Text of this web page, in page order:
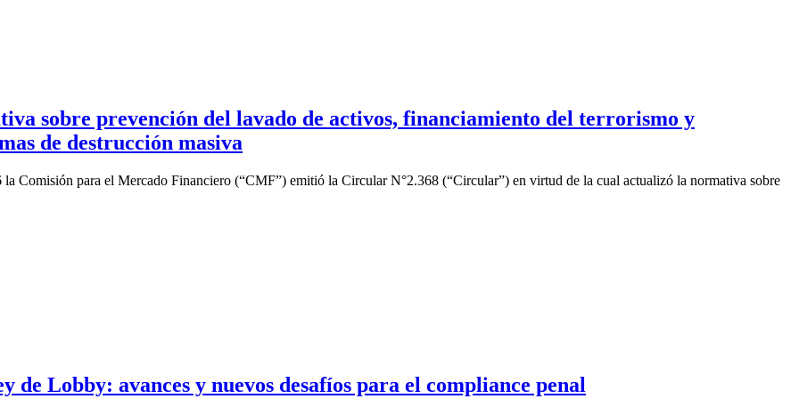
sobre prevención del lavado de activos, financiamiento del terrorismo y
de destrucción masiva
la Comisión para el Mercado Financiero (“CMF”) emitió la Circular N°2.368 (“Circular”) en virtud de la cual actualizó la normativa sobre
de Lobby: avances y nuevos desafíos para el compliance penal